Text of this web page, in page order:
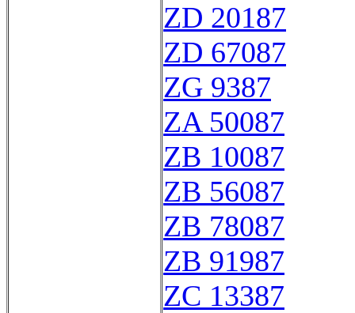
ZD 20187
ZD 67087
ZG 9387
ZA 50087
ZB 10087
ZB 56087
ZB 78087
ZB 91987
ZC 13387